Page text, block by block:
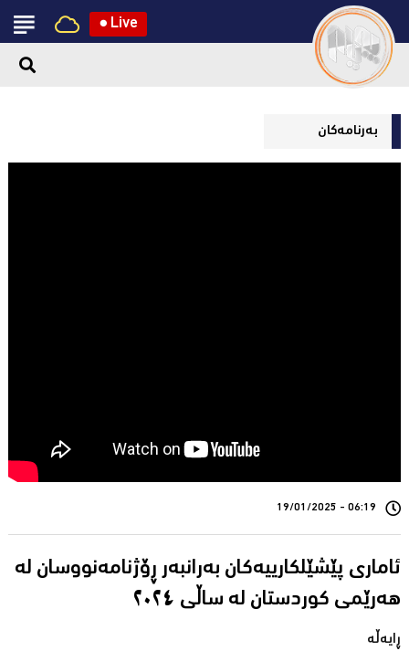
● Live
بەرنامەکان
06:19 - 19/01/2025
ئاماری پێشێلکارییەکان بەرانبەر ڕۆژنامەنووسان لە
ڕایەڵە